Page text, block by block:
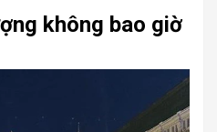
không bao giờ